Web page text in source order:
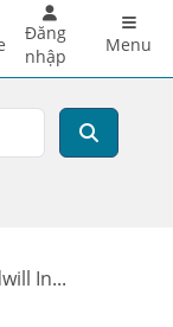
Đăng
nhập
Menu
In...